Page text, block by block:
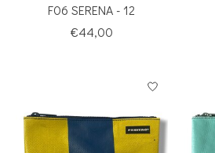
F06 SERENA - 12
€44,00